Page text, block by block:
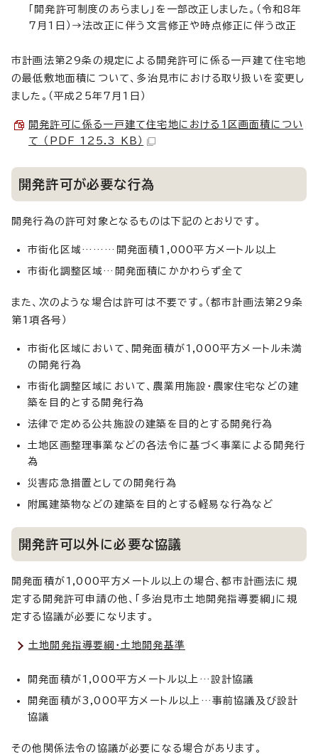
「開発許可制度のあらまし」を一部改正しました。（令和8年
7月1日）→法改正に伴う文言修正や時点修正に伴う改正
市計画法第29条の規定による開発許可に係る一戸建て住宅地
の最低敷地面積について、多治見市における取り扱いを変更し
ました。（平成25年7月1日）
開発許可に係る一戸建て住宅地における1区画面積につい
て （PDF 125.3 KB）
開発許可が必要な行為
開発行為の許可対象となるものは下記のとおりです。
市街化区域………開発面積1,000平方メートル以上
市街化調整区域…開発面積にかかわらず全て
また、次のような場合は許可は不要です。（都市計画法第29条
第1項各号）
市街化区域において、開発面積が1,000平方メートル未満
の開発行為
市街化調整区域において、農業用施設・農家住宅などの建
築を目的とする開発行為
法律で定める公共施設の建築を目的とする開発行為
土地区画整理事業などの各法令に基づく事業による開発行
為
災害応急措置としての開発行為
附属建築物などの建築を目的とする軽易な行為など
開発許可以外に必要な協議
開発面積が1,000平方メートル以上の場合、都市計画法に規
定する開発許可申請の他、「多治見市土地開発指導要綱」に規
定する協議が必要になります。
土地開発指導要綱・土地開発基準
開発面積が1,000平方メートル以上…設計協議
開発面積が3,000平方メートル以上…事前協議及び設計
協議
その他関係法令の協議が必要になる場合があります。